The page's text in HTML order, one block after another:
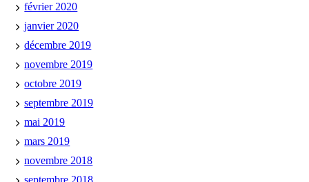
février 2020
janvier 2020
décembre 2019
novembre 2019
octobre 2019
septembre 2019
mai 2019
mars 2019
novembre 2018
septembre 2018